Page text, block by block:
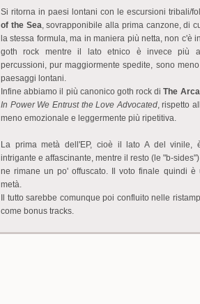
Si ritorna in paesi lontani con le escursioni tribali/
of the Sea, sovrapponibile alla prima canzone, di
la stessa formula, ma in maniera più netta, non c'è
goth rock mentre il lato etnico è invece più
percussioni, pur maggiormente spedite, sono
paesaggi lontani.
Infine abbiamo il più canonico goth rock diThe
In Power We Entrust the Love Advocated, rispetto
meno emozionale e leggermente più ripetitiva.
La prima metà dell'EP, cioè il lato A del vinile,
intrigante e affascinante, mentre il resto (le "b-
ne rimane un po' offuscato. Il voto finale quindi è
metà.
Il tutto sarebbe comunque poi confluito nelle
come bonus tracks.